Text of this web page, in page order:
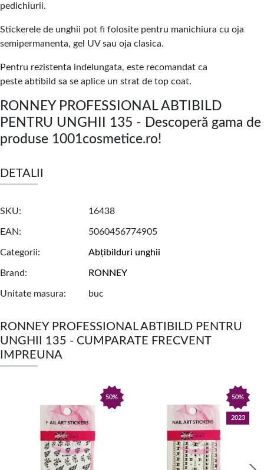
pedichiurii.
Stickerele de unghii pot fi folosite pentru manichiura cu oja
semipermanenta, gel UV sau oja clasica.
Pentru rezistenta indelungata, este recomandat ca
peste abtibild sa se aplice un strat de top coat.
RONNEY PROFESSIONAL ABTIBILD
PENTRU UNGHII 135 - Descoperă gama de
produse 1001cosmetice.ro!
DETALII
SKU 16438
EAN 5060456774905
Categorii Abțibilduri unghii
Brand RONNEY
Unitate masura buc
RONNEY PROFESSIONAL ABTIBILD PENTRU
UNGHII 135 - CUMPARATE FRECVENT
IMPREUNA
50% 50%
2023